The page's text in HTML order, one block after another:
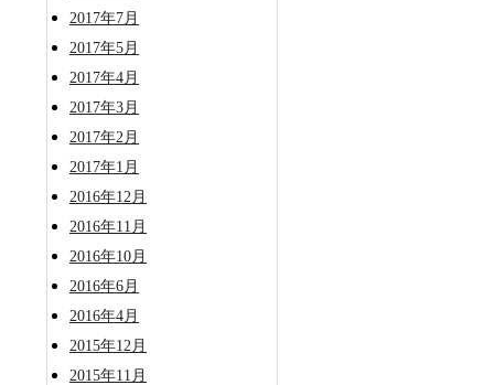
2017年7月
2017年5月
2017年4月
2017年3月
2017年2月
2017年1月
2016年12月
2016年11月
2016年10月
2016年6月
2016年4月
2015年12月
2015年11月